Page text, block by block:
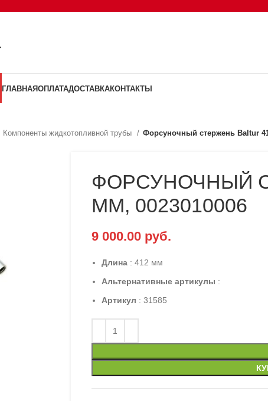
ГЛАВНАЯОПЛАТАДОСТАВКАКОНТАКТЫ
Компоненты жидкотопливной трубы Форсуночный стержень Baltur
ФОРСУНОЧНЫЙ
ММ, 0023010006
9 000.00 руб.
Длина: 412 мм
Альтернативные артикулы :
Артикул : 31585